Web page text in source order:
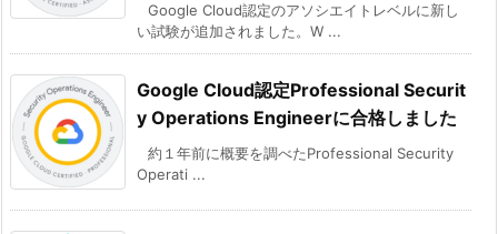
Google Cloud認定のアソシエイトレベルに新し
い試験が追加されました。W ...
Google Cloud認定Professional Securit
y Operations Engineerに合格しました
約１年前に概要を調べたProfessional Security
Operati ...